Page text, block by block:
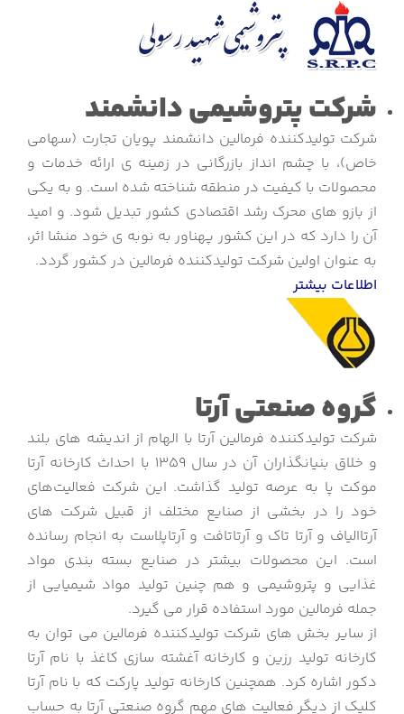
شرکت پتروشیمی دانشمند
شرکت تولیدکننده فرمالین دانشمند پویان تجارت (سهامی
خاص)، با چشم انداز بازرگانی در زمینه ی ارائه خدمات و
محصولات با کیفیت در منطقه شناخته شده است. و به یکی
از بازو های محرک رشد اقتصادی کشور تبدیل شود. و امید
آن را دارد که در این کشور پهناور به نوبه ی خود منشا اثر،
به عنوان اولین شرکت تولیدکننده فرمالین در کشور گردد.
اطلاعات بیشتر
گروه صنعتی آرتا
شرکت تولیدکننده فرمالین آرتا با الهام از اندیشه های بلند
و خلاق بنیانگذاران آن در سال 1359 با احداث کارخانه آرتا
موکت پا به عرصه تولید گذاشت. این شرکت فعالیت‌های
خود را در بخشی از صنایع مختلف از قبیل شرکت های
آرتاالیاف و آرتا تاک و آرتاتافت و آرتاپلاست به انجام رسانده
است. این محصولات بیشتر در صنایع بسته بندی مواد
غذایی و پتروشیمی و هم چنین تولید مواد شیمیایی از
جمله فرمالین مورد استفاده قرار می گیرد.
از سایر بخش های شرکت تولیدکننده فرمالین می توان به
کارخانه تولید رزین و کارخانه آغشته سازی کاغذ با نام آرتا
دکور اشاره کرد. همچنین کارخانه تولید پارکت که با نام آرتا
کلیک از دیگر فعالیت های مهم گروه صنعتی آرتا به حساب